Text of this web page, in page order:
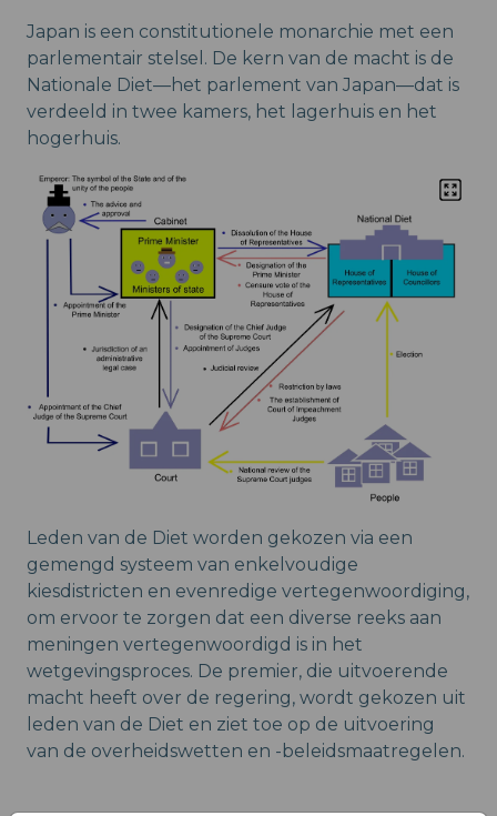
Japan is een constitutionele monarchie met een
parlementair stelsel. De kern van de macht is de
Nationale Diet—het parlement van Japan—dat is
verdeeld in twee kamers, het lagerhuis en het
hogerhuis.
Leden van de Diet worden gekozen via een
gemengd systeem van enkelvoudige
kiesdistricten en evenredige vertegenwoordiging,
om ervoor te zorgen dat een diverse reeks aan
meningen vertegenwoordigd is in het
wetgevingsproces. De premier, die uitvoerende
macht heeft over de regering, wordt gekozen uit
leden van de Diet en ziet toe op de uitvoering
van de overheidswetten en -beleidsmaatregelen.